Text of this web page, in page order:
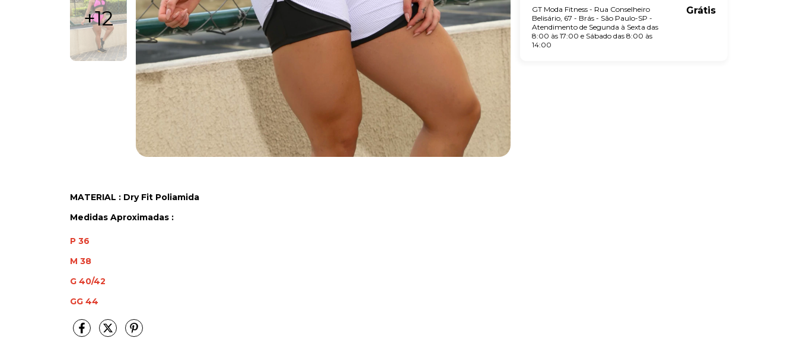
+12
MATERIAL : Dry Fit Poliamida
Medidas Aproximadas :
P 36
M 38
G 40/42
GG 44
GT Moda Fitness - Rua Conselheiro
Belisário, 67 - Brás - São Paulo-SP -
Atendimento de Segunda à Sexta das
8:00 às 17:00 e Sábado das 8:00 às
14:00
Grátis